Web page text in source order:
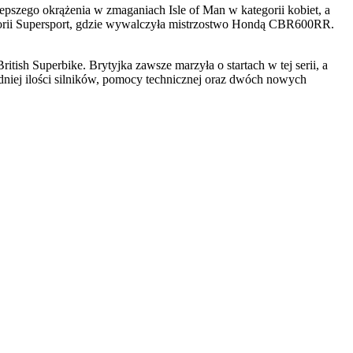
okrążenia w zmaganiach Isle of Man w kategorii kobiet, a
Supersport, gdzie wywalczyła mistrzostwo Hondą CBR600RR.
Superbike. Brytyjka zawsze marzyła o startach w tej serii, a
ilości silników, pomocy technicznej oraz dwóch nowych